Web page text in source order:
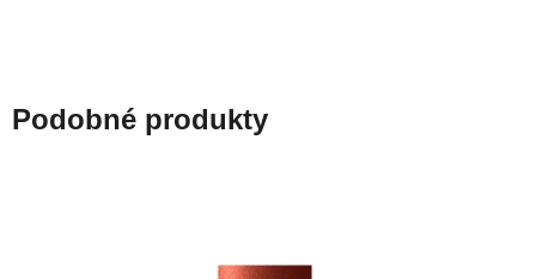
Podobné produkty